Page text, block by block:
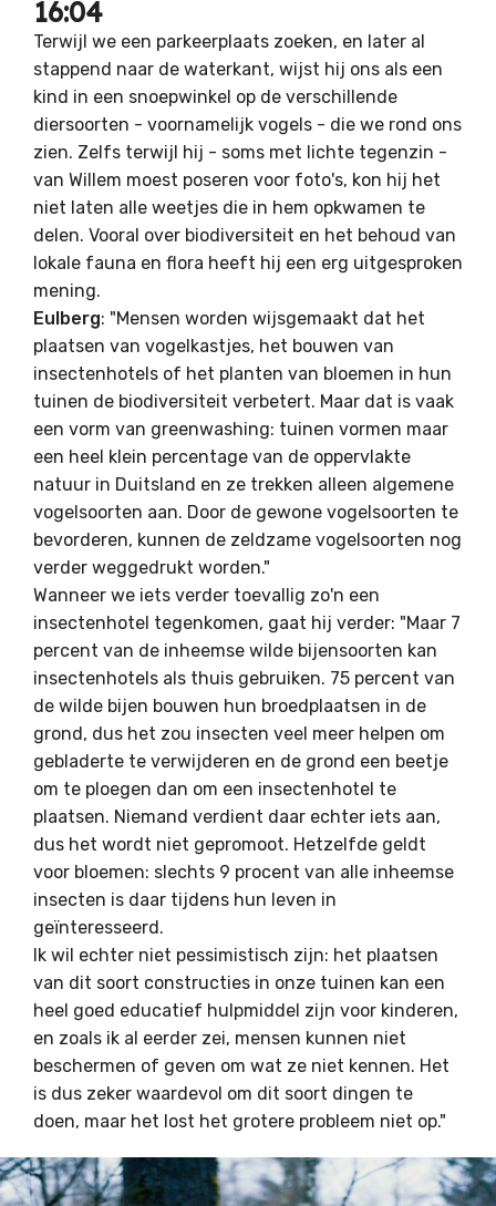
16:04
Terwijl we een parkeerplaats zoeken, en later al
stappend naar de waterkant, wijst hij ons als een
kind in een snoepwinkel op de verschillende
diersoorten - voornamelijk vogels - die we rond ons
zien. Zelfs terwijl hij - soms met lichte tegenzin -
van Willem moest poseren voor foto's, kon hij het
niet laten alle weetjes die in hem opkwamen te
delen. Vooral over biodiversiteit en het behoud van
lokale fauna en flora heeft hij een erg uitgesproken
mening.
Eulberg: "Mensen worden wijsgemaakt dat het
plaatsen van vogelkastjes, het bouwen van
insectenhotels of het planten van bloemen in hun
tuinen de biodiversiteit verbetert. Maar dat is vaak
een vorm van greenwashing: tuinen vormen maar
een heel klein percentage van de oppervlakte
natuur in Duitsland en ze trekken alleen algemene
vogelsoorten aan. Door de gewone vogelsoorten te
bevorderen, kunnen de zeldzame vogelsoorten nog
verder weggedrukt worden."
Wanneer we iets verder toevallig zo'n een
insectenhotel tegenkomen, gaat hij verder: "Maar 7
percent van de inheemse wilde bijensoorten kan
insectenhotels als thuis gebruiken. 75 percent van
de wilde bijen bouwen hun broedplaatsen in de
grond, dus het zou insecten veel meer helpen om
gebladerte te verwijderen en de grond een beetje
om te ploegen dan om een insectenhotel te
plaatsen. Niemand verdient daar echter iets aan,
dus het wordt niet gepromoot. Hetzelfde geldt
voor bloemen: slechts 9 procent van alle inheemse
insecten is daar tijdens hun leven in
geïnteresseerd.
Ik wil echter niet pessimistisch zijn: het plaatsen
van dit soort constructies in onze tuinen kan een
heel goed educatief hulpmiddel zijn voor kinderen,
en zoals ik al eerder zei, mensen kunnen niet
beschermen of geven om wat ze niet kennen. Het
is dus zeker waardevol om dit soort dingen te
doen, maar het lost het grotere probleem niet op."